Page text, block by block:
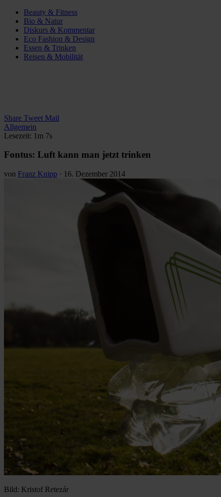
Beauty & Fitness
Bio & Natur
Diskurs & Kommentar
Eco Fashion & Design
Essen & Trinken
Reisen & Mobilität
Share Tweet Mail
Allgemein
Lesezeit: 1m 7s
Fontus: Luft kann man jetzt trinken
von Franz Knipp · 16. Dezember 2014
Bild: Kristof Retezár